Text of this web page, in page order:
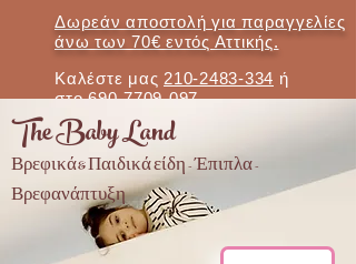
Δωρεάν αποστολή για παραγγελίες
άνω των 70€ εντός Αττικής.
Καλέστε μας 210-2483-334 ή
στο690-7709-097
The Baby Land
Βρεφικά & Παιδικά είδη - Έπιπλα -
Βρεφανάπτυξη